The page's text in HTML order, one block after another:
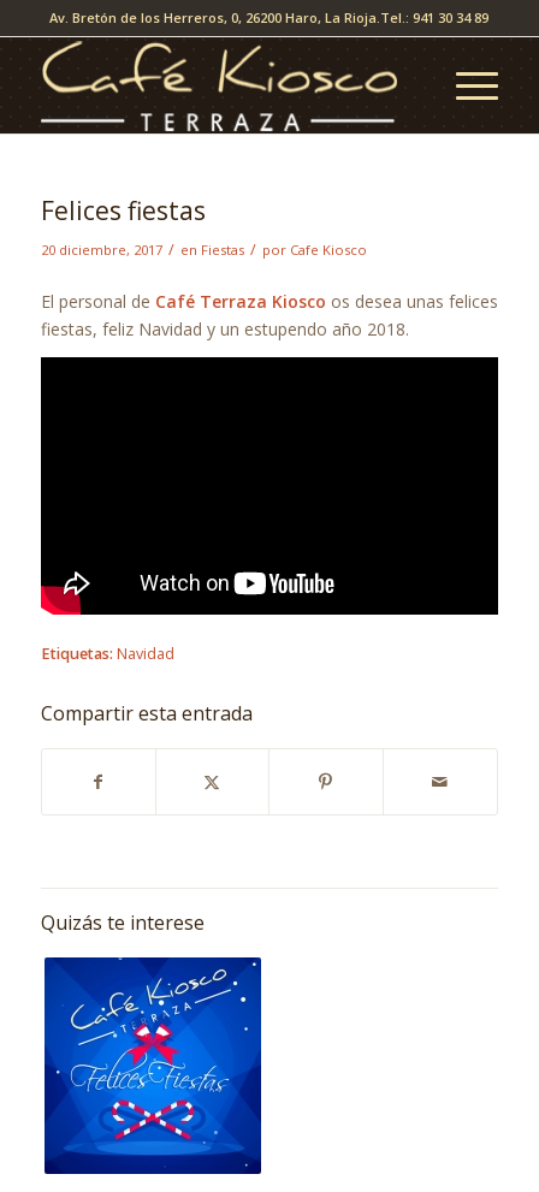
Av. Bretón de los Herreros, 0, 26200 Haro, La Rioja.Tel.: 941 30 34 89
Felices fiestas
20 diciembre, 2017 / en Fiestas / por Cafe Kiosco
El personal de Café Terraza Kiosco os desea unas felices
fiestas, feliz Navidad y un estupendo año 2018.
Etiquetas: Navidad
Compartir esta entrada
Quizás te interese